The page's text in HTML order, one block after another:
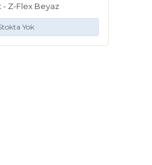
- Z-Flex Beyaz
Yok